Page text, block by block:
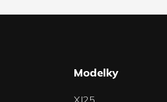
Modelky
XJ25